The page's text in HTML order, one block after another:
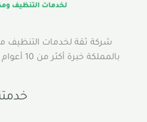
شركة ثقة لخدمات التنظيف
بالمملكة خبرة أكثر من 10 أعوام في خدمة كل بيت سعودي